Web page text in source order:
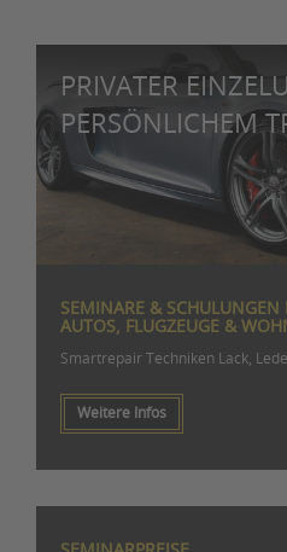
PRIVATER
PERSÖNLICHEM
SEMINARE & SCHULUNGEN
AUTOS, FLUGZEUGE &
Smartrepair Techniken Lack,
Weitere Infos